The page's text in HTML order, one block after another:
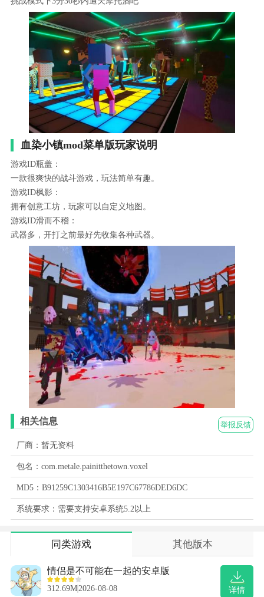
血染小镇mod菜单版玩家说明
游戏ID瓶盖：
一款很爽快的战斗游戏，玩法简单有趣。
游戏ID枫影：
拥有创意工坊，玩家可以自定义地图。
游戏ID滑而不稽：
武器多，开打之前最好先收集各种武器。
举报反馈
相关信息
厂商：暂无资料
包名：com.metale.painitthetown.voxel
MD5：B91259C1303416B5E197C67786DED6DC
系统要求：需要支持安卓系统5.2以上
同类游戏 其他版本
详情
情侣是不可能在一起的安卓版
312.69M2026-08-08